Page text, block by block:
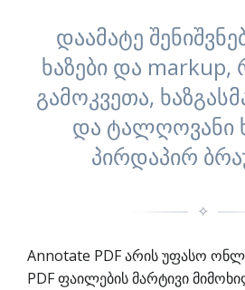
დაამატე
ხაზები და
გამოკვეთა,
და ტალღოვანი
პირდაპირ
✧
Annotate PDF არის უფასო
PDF ფაილების მარტივი